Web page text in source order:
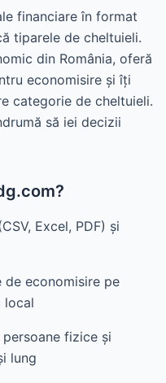
financiare în format
tiparele de cheltuieli.
din România, oferă
economisire și îți
categorie de cheltuieli.
să iei decizii
Excel, PDF) și
de economisire pe
local
fizice și
lung